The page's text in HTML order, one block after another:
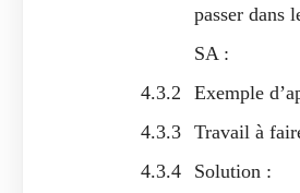
passer dans
SA :
Exemple
Travail à
Solution :